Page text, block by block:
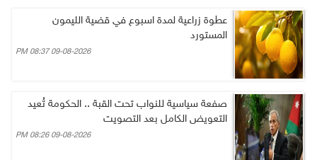
عطوة زراعية لمدة اسبوع في قضية الليمون
المستورد
09-08-2026 08:37 PM
صفعة سياسية للنواب تحت القبة .. الحكومة تُعيد
التعويض الكامل بعد التصويت
09-08-2026 08:26 PM